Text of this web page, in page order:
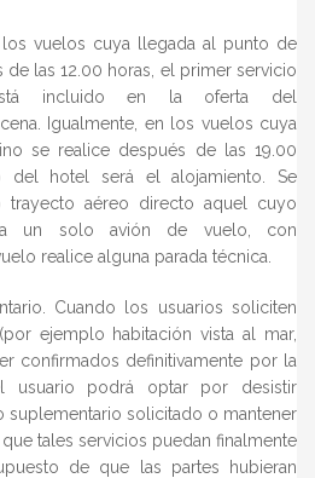
los vuelos cuya llegada al punto de
las 12.00 horas, el primer servicio
incluido en la oferta del
Igualmente, en los vuelos cuya
se realice después de las 19.00
del hotel será el alojamiento. Se
trayecto aéreo directo aquel cuyo
un solo avión de vuelo, con
realice alguna parada técnica.
Cuando los usuarios soliciten
ejemplo habitación vista al mar,
confirmados definitivamente por la
usuario podrá optar por desistir
suplementario solicitado o mantener
tales servicios puedan finalmente
de que las partes hubieran